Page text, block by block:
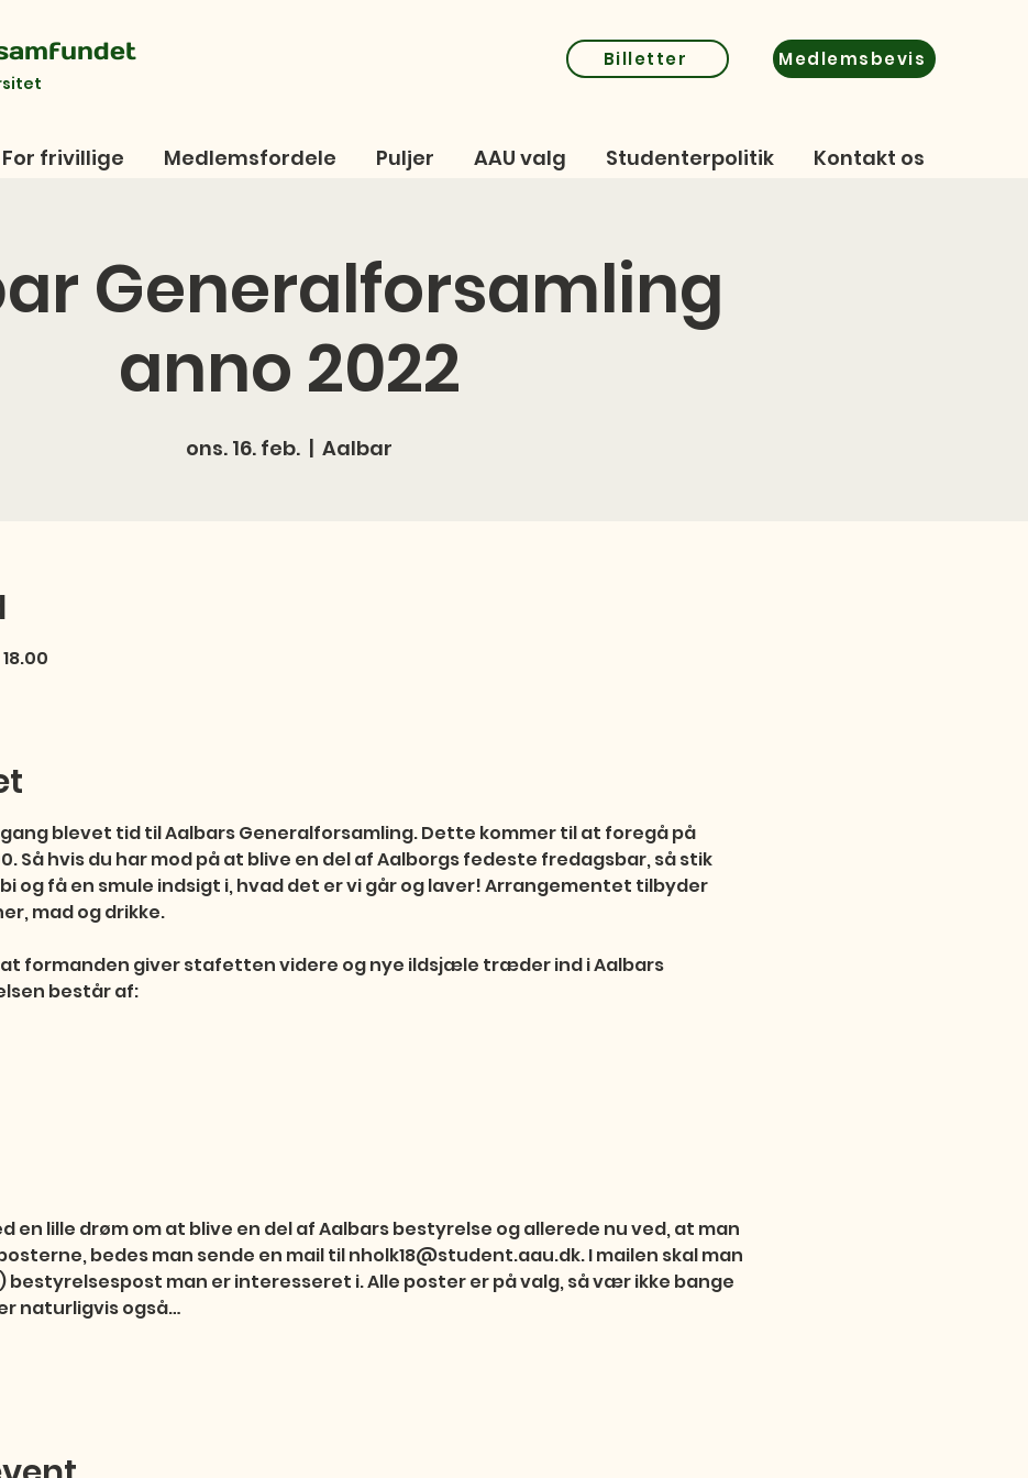
Billetter Medlemsbevis
For frivillige Medlemsfordele Puljer AAU valg Studenterpolitik Kontakt os
Generalforsamling
anno 2022
ons. 16. feb.
  |
Aalbar
blevet tid til Aalbars Generalforsamling. Dette kommer til at foregå på
Så hvis du har mod på at blive en del af Aalborgs fedeste fredagsbar, så stik
og få en smule indsigt i, hvad det er vi går og laver! Arrangementet tilbyder
mad og drikke.
formanden giver stafetten videre og nye ildsjæle træder ind i Aalbars
består af:
en lille drøm om at blive en del af Aalbars bestyrelse og allerede nu ved, at man
bedes man sende en mail til nholk18@student.aau.dk. I mailen skal man
bestyrelsespost man er interesseret i. Alle poster er på valg, så vær ikke bange
naturligvis også…